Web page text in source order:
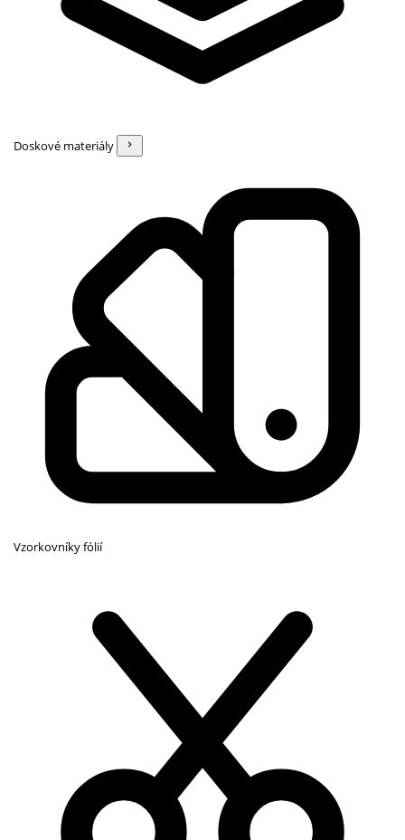
Doskové materiály
Vzorkovníky fólií